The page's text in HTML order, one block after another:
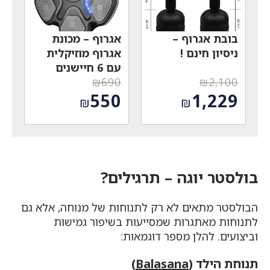
בובת אגרוף –
ניסיון חינם !
₪2,100
המחיר
המקורי
היה:
₪1,229
אגרוף – מכונת
אגרוף מוזיקלית
עם 6 חיישנים
₪690
המחיר
המקורי
היה:
₪550
בולסטר יוגה – תרגילים?
הבולסטר מתאים לא רק לתנוחות של מנוחה, אלא גם
לתנוחות מאתגרות שמסייעות בשיפור גמישות
וביצועים. להלן מספר דוגמאות:
תנוחת הילד (Balasana
)